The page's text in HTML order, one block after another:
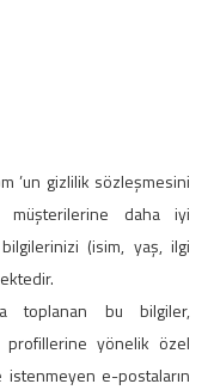
’un gizlilik sözleşmesini
müşterilerine daha iyi
(isim, yaş, ilgi
toplanan bu bilgiler,
profillerine yönelik özel
e-postaların